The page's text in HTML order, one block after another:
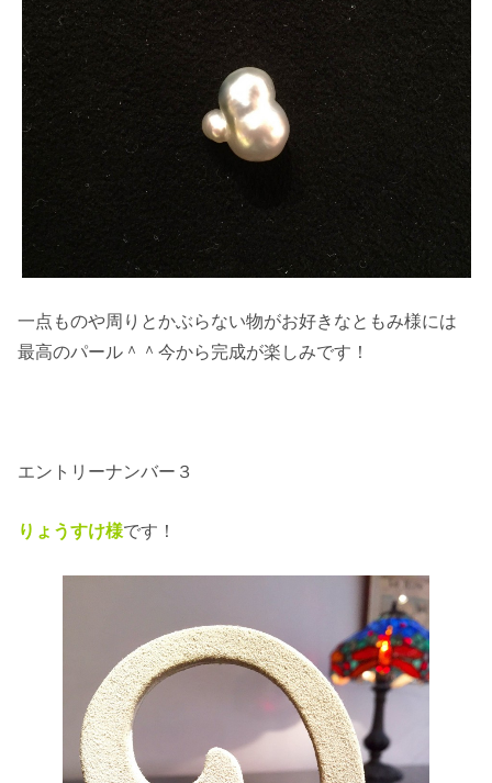
一点ものや周りとかぶらない物がお好きなともみ様には
最高のパール＾＾今から完成が楽しみです！
エントリーナンバー３
りょうすけ様です！